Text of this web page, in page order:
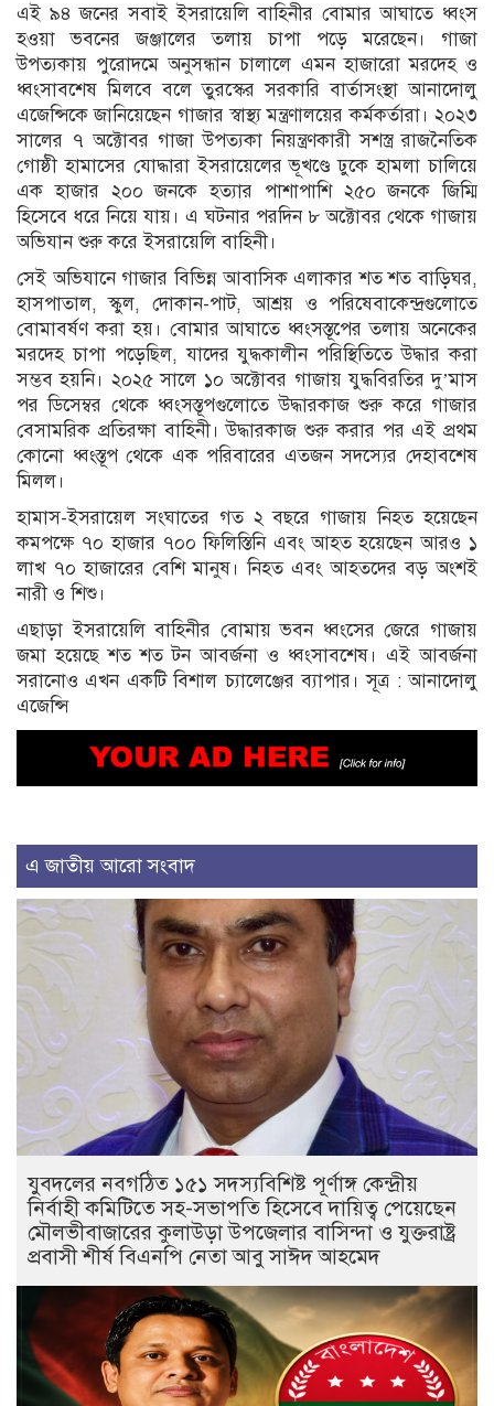
এই ৯৪ জনের সবাই ইসরায়েলি বাহিনীর বোমার আঘাতে ধ্বংস
হওয়া ভবনের জঞ্জালের তলায় চাপা পড়ে মরেছেন। গাজা
উপত্যকায় পুরোদমে অনুসন্ধান চালালে এমন হাজারো মরদেহ ও
ধ্বংসাবশেষ মিলবে বলে তুরস্কের সরকারি বার্তাসংস্থা আনাদোলু
এজেন্সিকে জানিয়েছেন গাজার স্বাস্থ্য মন্ত্রণালয়ের কর্মকর্তারা। ২০২৩
সালের ৭ অক্টোবর গাজা উপত্যকা নিয়ন্ত্রণকারী সশস্ত্র রাজনৈতিক
গোষ্ঠী হামাসের যোদ্ধারা ইসরায়েলের ভূখণ্ডে ঢুকে হামলা চালিয়ে
এক হাজার ২০০ জনকে হত্যার পাশাপাশি ২৫০ জনকে জিম্মি
হিসেবে ধরে নিয়ে যায়। এ ঘটনার পরদিন ৮ অক্টোবর থেকে গাজায়
অভিযান শুরু করে ইসরায়েলি বাহিনী।
সেই অভিযানে গাজার বিভিন্ন আবাসিক এলাকার শত শত বাড়িঘর,
হাসপাতাল, স্কুল, দোকান-পাট, আশ্রয় ও পরিষেবাকেন্দ্রগুলোতে
বোমাবর্ষণ করা হয়। বোমার আঘাতে ধ্বংসস্তূপের তলায় অনেকের
মরদেহ চাপা পড়েছিল, যাদের যুদ্ধকালীন পরিস্থিতিতে উদ্ধার করা
সম্ভব হয়নি। ২০২৫ সালে ১০ অক্টোবর গাজায় যুদ্ধবিরতির দু’মাস
পর ডিসেম্বর থেকে ধ্বংসস্তূপগুলোতে উদ্ধারকাজ শুরু করে গাজার
বেসামরিক প্রতিরক্ষা বাহিনী। উদ্ধারকাজ শুরু করার পর এই প্রথম
কোনো ধ্বংস্তূপ থেকে এক পরিবারের এতজন সদস্যের দেহাবশেষ
মিলল।
হামাস-ইসরায়েল সংঘাতের গত ২ বছরে গাজায় নিহত হয়েছেন
কমপক্ষে ৭০ হাজার ৭০০ ফিলিস্তিনি এবং আহত হয়েছেন আরও ১
লাখ ৭০ হাজারের বেশি মানুষ। নিহত এবং আহতদের বড় অংশই
নারী ও শিশু।
এছাড়া ইসরায়েলি বাহিনীর বোমায় ভবন ধ্বংসের জেরে গাজায়
জমা হয়েছে শত শত টন আবর্জনা ও ধ্বংসাবশেষ। এই আবর্জনা
সরানোও এখন একটি বিশাল চ্যালেঞ্জের ব্যাপার। সূত্র : আনাদোলু
এজেন্সি
এ জাতীয় আরো সংবাদ
যুবদলের নবগঠিত ১৫১ সদস্যবিশিষ্ট পূর্ণাঙ্গ কেন্দ্রীয়
নির্বাহী কমিটিতে সহ-সভাপতি হিসেবে দায়িত্ব পেয়েছেন
মৌলভীবাজারের কুলাউড়া উপজেলার বাসিন্দা ও যুক্তরাষ্ট্র
প্রবাসী শীর্ষ বিএনপি নেতা আবু সাঈদ আহমেদ